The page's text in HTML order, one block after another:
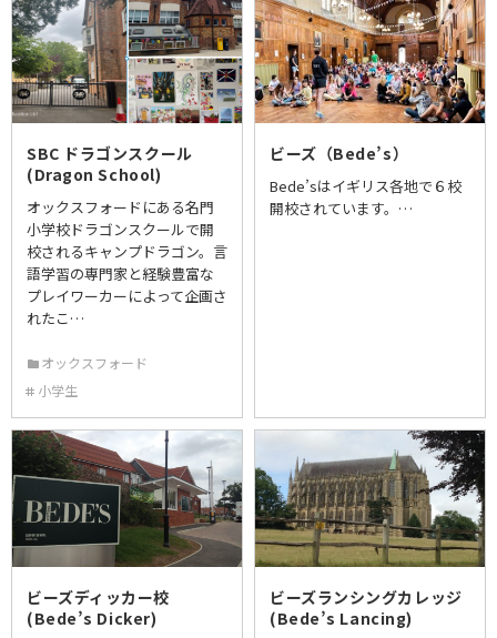
SBC ドラゴンスクール
(Dragon School)
オックスフォードにある名門
小学校ドラゴンスクールで開
校されるキャンプドラゴン。言
語学習の専門家と経験豊富な
プレイワーカーによって企画さ
れたこ…
オックスフォード
小学生
ビーズ（Bede’s）
Bede’sはイギリス各地で６校
開校されています。…
ビーズディッカー校
(Bede’s Dicker)
ビーズランシングカレッジ
(Bede’s Lancing)